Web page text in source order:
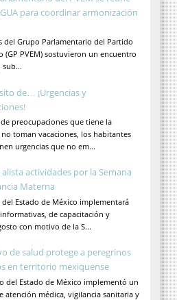
para coordinar armonización
del Grupo Parlamentario del Partido
(GP PVEM) sostuvieron un encuentro
sub...
de… ¡Urgencias y
de preocupaciones que tiene la
toman vacaciones, los habitantes
urgencias que no em...
actividades por la Semana
Materna
del Estado de México implementará
de capacitación y
con motivo de la S...
de salud protege a peregrinos
en territorio mexiquense
del Estado de México implementó un
atención médica, vigilancia sanitaria y